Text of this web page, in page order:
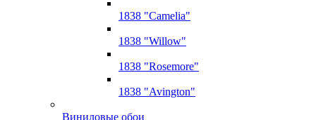
1838 "Camelia"
1838 "Willow"
1838 "Rosemore"
1838 "Avington"
Виниловые обои